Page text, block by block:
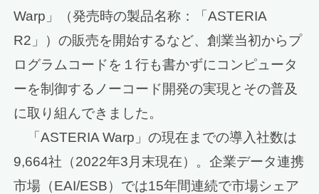
Warp」（発売時の製品名称：「ASTERIA
R2」）の販売を開始するなど、創業当初からプ
ログラムコードを１行も書かずにコンピュータ
ーを制御するノーコード開発の実現とその普及
に取り組んできました。
「ASTERIA Warp」の現在までの導入社数は
9,664社（2022年3月末現在）。企業データ連携
市場（EAI/ESB）では15年間連続で市場シェア